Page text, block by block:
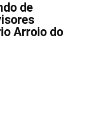
de
Arroio do